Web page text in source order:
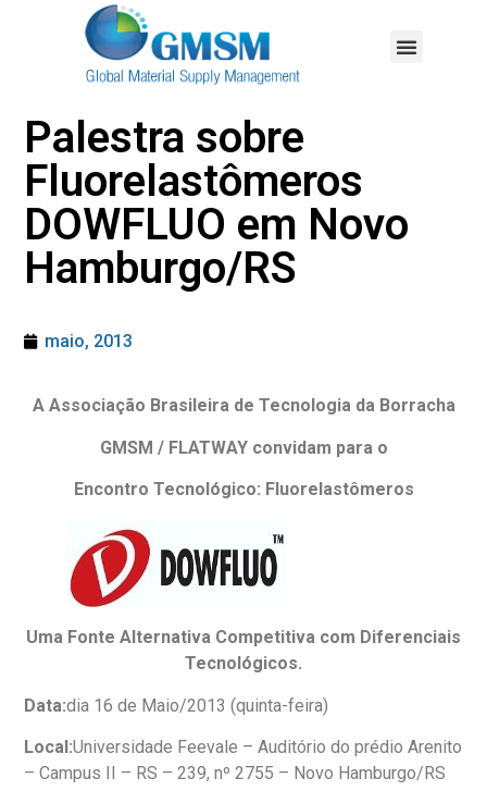
Palestra sobre
Fluorelastômeros
DOWFLUO em Novo
Hamburgo/RS
maio, 2013
A Associação Brasileira de Tecnologia da Borracha
GMSM / FLATWAY convidam para o
Encontro Tecnológico: Fluorelastômeros
Uma Fonte Alternativa Competitiva com Diferenciais
Tecnológicos.
Data:dia 16 de Maio/2013 (quinta-feira)
Local:Universidade Feevale – Auditório do prédio Arenito
– Campus II – RS – 239, nº 2755 – Novo Hamburgo/RS